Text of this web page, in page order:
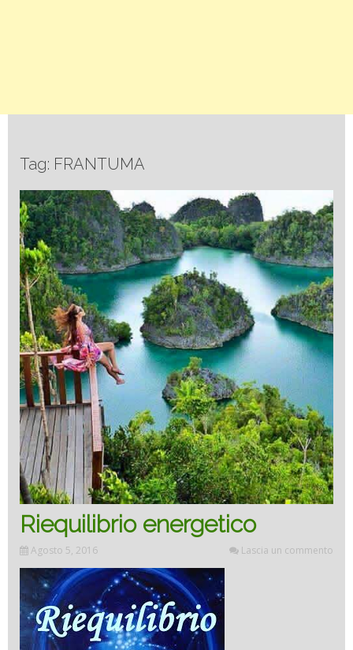
Tag: FRANTUMA
Riequilibrio energetico
Agosto 5, 2016 Lascia un commento